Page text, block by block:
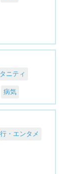
ニティ
病気
・エンタメ